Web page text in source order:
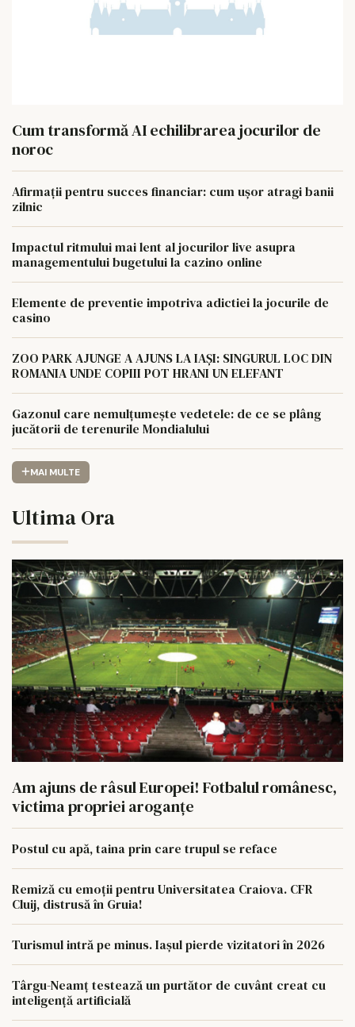
Cum transformă AI echilibrarea jocurilor de
noroc
Afirmații pentru succes financiar: cum ușor atragi banii
zilnic
Impactul ritmului mai lent al jocurilor live asupra
managementului bugetului la cazino online
Elemente de preventie impotriva adictiei la jocurile de
casino
ZOO PARK AJUNGE A AJUNS LA IAȘI: SINGURUL LOC DIN
ROMANIA UNDE COPIII POT HRANI UN ELEFANT
Gazonul care nemulțumește vedetele: de ce se plâng
jucătorii de terenurile Mondialului
MAI MULTE
Ultima Ora
Am ajuns de râsul Europei! Fotbalul românesc,
victima propriei aroganțe
Postul cu apă, taina prin care trupul se reface
Remiză cu emoții pentru Universitatea Craiova. CFR
Cluij, distrusă în Gruia!
Turismul intră pe minus. Iașul pierde vizitatori în 2026
Târgu-Neamț testează un purtător de cuvânt creat cu
inteligență artificială